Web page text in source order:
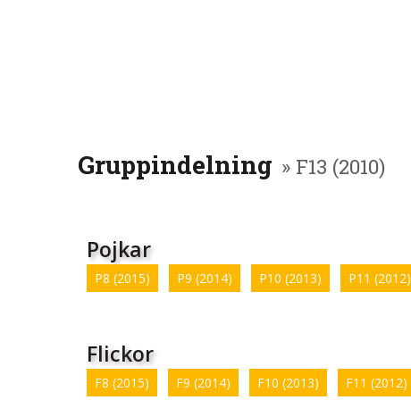
Gruppindelning » F13 (2010)
Pojkar
P8 (2015) P9 (2014) P10 (2013) P11 (2012)
Flickor
F8 (2015) F9 (2014) F10 (2013) F11 (2012)